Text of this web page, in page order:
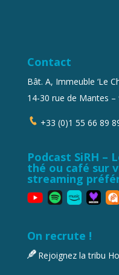
Contact
Bât. A, Immeuble ‘Le
14-30 rue de Mantes
+33 (0)1 55 66 89
Podcast SiRH –
thé ou café sur
streaming
On recrute !
Rejoignez la tribu